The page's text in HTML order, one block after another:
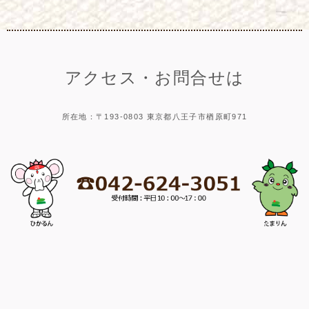
アクセス・お問合せは
所在地：〒193-0803 東京都八王子市楢原町971